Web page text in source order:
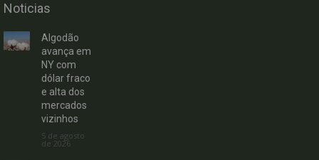
Noticias
Algodão
avança em
NY com
dólar fraco
e alta dos
mercados
vizinhos
5 de agosto
de 2026